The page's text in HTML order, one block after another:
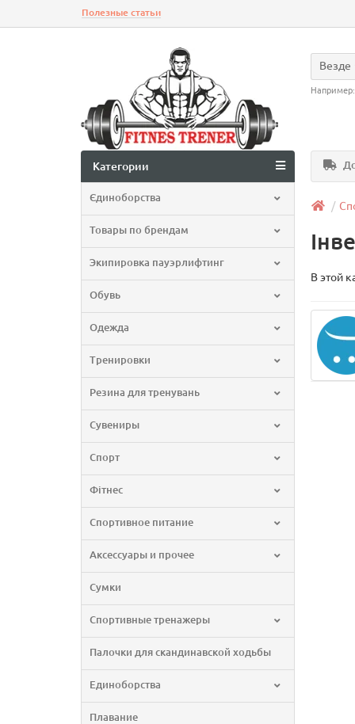
Полезные статьи
Везде
Например:
Категории
Єдиноборства
Товары по брендам
Экипировка пауэрлифтинг
Обувь
Одежда
Тренировки
Резина для тренувань
Сувениры
Спорт
Фітнес
Спортивное питание
Аксессуары и прочее
Сумки
Спортивные тренажеры
Палочки для скандинавской ходьбы
Единоборства
Плавание
В этой